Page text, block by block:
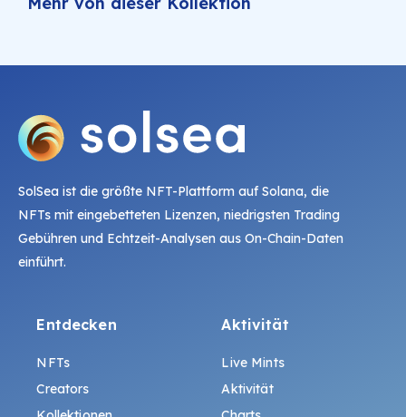
SolSea ist die größte NFT-Plattform auf Solana, die
NFTs mit eingebetteten Lizenzen, niedrigsten Trading
Gebühren und Echtzeit-Analysen aus On-Chain-Daten
einführt.
Entdecken
NFTs
Creators
Aktivität
Live Mints
Aktivität